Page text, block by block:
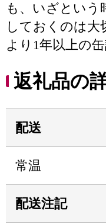
も、いざという
しておくのは大
より1年以上の
返礼品の
配送
常温
配送注記